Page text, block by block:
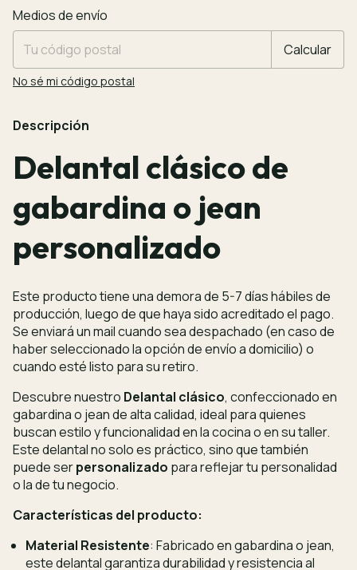
Entregas para el CP:
Medios de envío
Calcular
No sé mi código postal
Descripción
Delantal clásico de
gabardina o jean
personalizado
Este producto tiene una demora de 5-7 días hábiles de
producción, luego de que haya sido acreditado el pago.
Se enviará un mail cuando sea despachado (en caso de
haber seleccionado la opción de envío a domicilio) o
cuando esté listo para su retiro.
Descubre nuestro Delantal clásico, confeccionado en
gabardina o jean de alta calidad, ideal para quienes
buscan estilo y funcionalidad en la cocina o en su taller.
Este delantal no solo es práctico, sino que también
puede serpersonalizado para reflejar tu personalidad
o la de tu negocio.
Características del producto:
Material Resistente: Fabricado en gabardina o jean,
este delantal garantiza durabilidad y resistencia al